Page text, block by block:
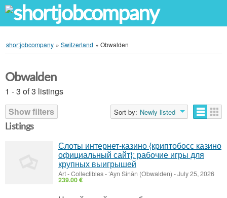
shortjobcompany » Switzerland » Obwalden
Obwalden
1 - 3 of 3 listings
Show filters
Sort by: Newly listed
Listings
Слоты интернет-казино {криптобосс казино
официальный сайт}: рабочие игры для
крупных выигрышей
Art - Collectibles-‘Ayn Sinān (Obwalden) -July 25, 2026
239.00 €